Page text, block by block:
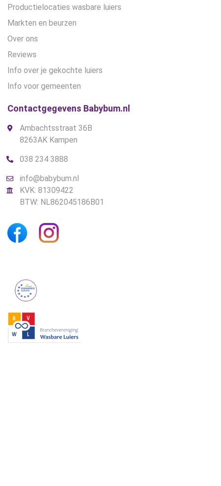
Productielocaties wasbare luiers
Markten en beurzen
Over ons
Reviews
Info over je gekochte luiers
Info voor gemeenten
Contactgegevens Babybum.nl
Ambachtsstraat 36B
8263AK Kampen
038 234 3888
info@babybum.nl
KVK: 81309422
BTW: NL862045186B01